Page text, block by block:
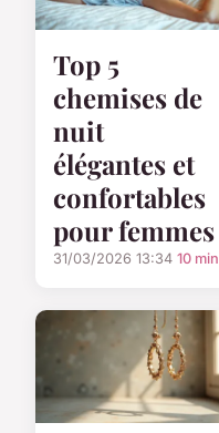
Top 5
chemises de
nuit
élégantes et
confortables
pour femmes
31/03/2026 13:34 10 min